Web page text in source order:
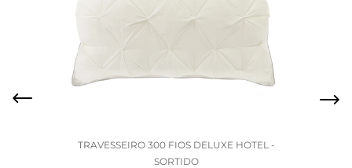
TRAVESSEIRO 300 FIOS DELUXE HOTEL -
SORTIDO